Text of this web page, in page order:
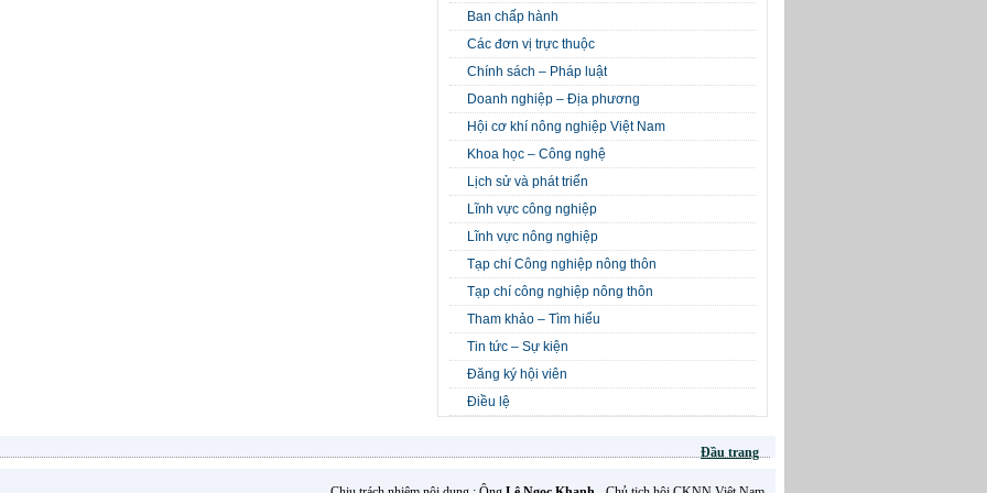
Ban chấp hành
Các đơn vị trực thuộc
Chính sách – Pháp luật
Doanh nghiệp – Địa phương
Hội cơ khí nông nghiệp Việt Nam
Khoa học – Công nghệ
Lịch sử và phát triển
Lĩnh vực công nghiệp
Lĩnh vực nông nghiệp
Tạp chí Công nghiệp nông thôn
Tạp chí công nghiệp nông thôn
Tham khảo – Tìm hiểu
Tin tức – Sự kiện
Đăng ký hội viên
Điều lệ
Đầu trang